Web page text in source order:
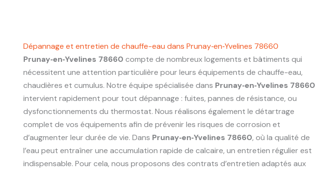
Dépannage et entretien de chauffe-eau dans Prunay‑en‑Yvelines 78660
Prunay‑en‑Yvelines 78660 compte de nombreux logements et bâtiments qui
nécessitent une attention particulière pour leurs équipements de chauffe-eau,
chaudières et cumulus. Notre équipe spécialisée dans Prunay‑en‑Yvelines 78660
intervient rapidement pour tout dépannage : fuites, pannes de résistance, ou
dysfonctionnements du thermostat. Nous réalisons également le détartrage
complet de vos équipements afin de prévenir les risques de corrosion et
d’augmenter leur durée de vie. Dans Prunay‑en‑Yvelines 78660, où la qualité de
l’eau peut entraîner une accumulation rapide de calcaire, un entretien régulier est
indispensable. Pour cela, nous proposons des contrats d’entretien adaptés aux